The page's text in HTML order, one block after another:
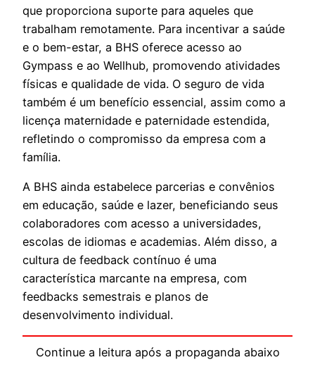
que proporciona suporte para aqueles que
trabalham remotamente. Para incentivar a saúde
e o bem-estar, a BHS oferece acesso ao
Gympass e ao Wellhub, promovendo atividades
físicas e qualidade de vida. O seguro de vida
também é um benefício essencial, assim como a
licença maternidade e paternidade estendida,
refletindo o compromisso da empresa com a
família.
A BHS ainda estabelece parcerias e convênios
em educação, saúde e lazer, beneficiando seus
colaboradores com acesso a universidades,
escolas de idiomas e academias. Além disso, a
cultura de feedback contínuo é uma
característica marcante na empresa, com
feedbacks semestrais e planos de
desenvolvimento individual.
Continue a leitura após a propaganda abaixo